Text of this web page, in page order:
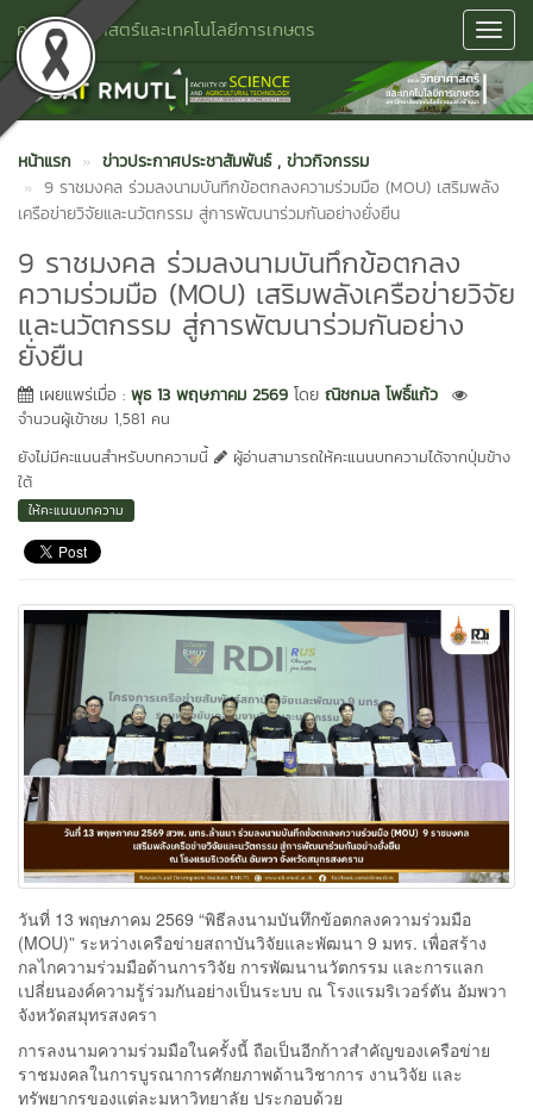
คณะวิทยาศาสตร์และเทคโนโลยีการเกษตร
หน้าแรก ข่าวประกาศประชาสัมพันธ์ , ข่าวกิจกรรม
9 ราชมงคล ร่วมลงนามบันทึกข้อตกลงความร่วมมือ (MOU) เสริมพลัง
เครือข่ายวิจัยและนวัตกรรม สู่การพัฒนาร่วมกันอย่างยั่งยืน
9 ราชมงคล ร่วมลงนามบันทึกข้อตกลง
ความร่วมมือ (MOU) เสริมพลังเครือข่ายวิจัย
และนวัตกรรม สู่การพัฒนาร่วมกันอย่าง
ยั่งยืน
เผยแพร่เมื่อ : พุธ 13 พฤษภาคม 2569 โดย ณิชกมล โพธิ์แก้ว
จำนวนผู้เข้าชม 1,581 คน
ยังไม่มีคะแนนสำหรับบทความนี้
ผู้อ่านสามารถให้คะแนนบทความได้จากปุ่มข้าง
ใต้
ให้คะแนนบทความ
วันที่ 13 พฤษภาคม 2569 “พิธีลงนามบันทึกข้อตกลงความร่วมมือ
(MOU)” ระหว่างเครือข่ายสถาบันวิจัยและพัฒนา 9 มทร. เพื่อสร้าง
กลไกความร่วมมือด้านการวิจัย การพัฒนานวัตกรรม และการแลก
เปลี่ยนองค์ความรู้ร่วมกันอย่างเป็นระบบ ณ โรงแรมริเวอร์ตัน อัมพวา
จังหวัดสมุทรสงครา
การลงนามความร่วมมือในครั้งนี้ ถือเป็นอีกก้าวสำคัญของเครือข่าย
ราชมงคลในการบูรณาการศักยภาพด้านวิชาการ งานวิจัย และ
ทรัพยากรของแต่ละมหาวิทยาลัย ประกอบด้วย